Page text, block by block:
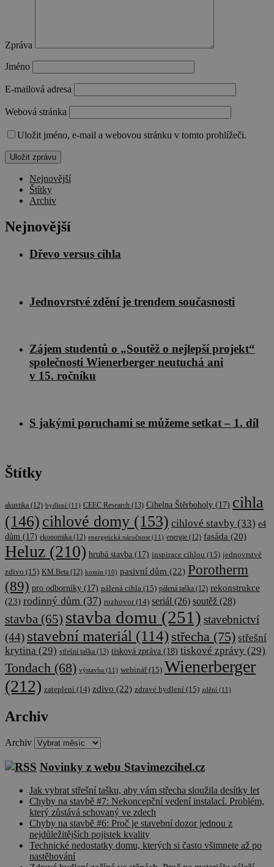
Zpráva
Jméno
E-mailová adresa
Webová stránka
Uložit jméno, e-mail a webovou stránku v tomto prohlížeči.
Nejnovější
Štítky
Archiv
Nejnovější
Dřevo versus cihla
Jednovrstvé zdění je trendem současnosti
Zájem studentů o „Soutěž o nejlepší projekt“
společnosti Wienerberger neutuchá ani
v 15. ročníku
S jakými poruchami se můžeme setkat – 1. díl
Štítky
akustika (12) bydlení (11) CEEC Research (13) Cihelna Štěrboholy (17) cihla
(146) cihlové domy (153) cihlové stavby (33) e4
dům (17) ekonomika (12) energetická náročnost (11) energie (12) fasáda (20)
Heluz (210) hrubá stavba (17) inspirace cihlou (15) jednovrstvé
zdivo (15) KM Beta (12) komín (10) pasivní dům (22) Porotherm
(89) pro odborníky (17) pálená cihla (15) pálená taška (12) rekonstrukce
(23) rodinný dům (37) rozhovor(14) seriál (26) soutěž (28)
stavba (65) stavba domu (251) stavebnictví
(44) stavební materiál (114) střecha (75) střešní
krytina (29) střešní taška (13) tisková zpráva (18) tiskové zprávy (29)
Tondach (68) výstavba (11) webinář(15) Wienerberger
(212) zateplení (14) zdivo (22) zdravé bydlení (15) zdění (11)
Archiv
Archiv
Novinky z webu Stavimezcihel.cz
Jak vybrat střešní tašku, aby vám střecha sloužila desítky let
Chyby na stavbě #7: Nekoncepční vedení instalací. Problém,
který zůstává schovaný ve zdech
Chyby na stavbě #6: Proč je stavební dozor jednou z
nejdůležitějších pojistek kvality
Technické nedostatky domu, kterých si často všimnete až po
nastěhování